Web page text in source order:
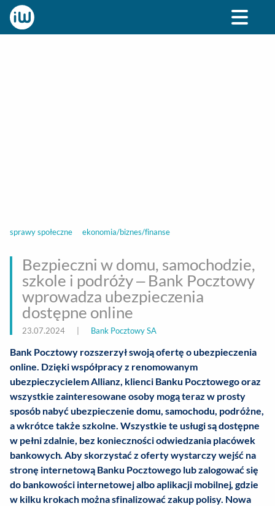
sprawy społeczne ekonomia/biznes/finanse
Bezpieczni w domu, samochodzie,
szkole i podróży – Bank Pocztowy
wprowadza ubezpieczenia
dostępne online
23.07.2024 Bank Pocztowy SA
Bank Pocztowy rozszerzył swoją ofertę o ubezpieczenia
online. Dzięki współpracy z renomowanym
ubezpieczycielem Allianz, klienci Banku Pocztowego oraz
wszystkie zainteresowane osoby mogą teraz w prosty
sposób nabyć ubezpieczenie domu, samochodu, podróżne,
a wkrótce także szkolne. Wszystkie te usługi są dostępne
w pełni zdalnie, bez konieczności odwiedzania placówek
bankowych. Aby skorzystać z oferty wystarczy wejść na
stronę internetową Banku Pocztowego lub zalogować się
do bankowości internetowej albo aplikacji mobilnej, gdzie
w kilku krokach można sfinalizować zakup polisy. Nowa